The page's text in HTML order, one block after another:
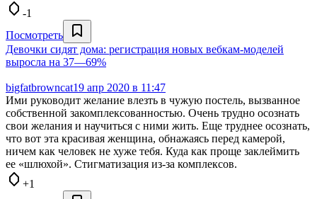
-1
Посмотреть
Девочки сидят дома: регистрация новых вебкам-моделей
выросла на 37—69%
bigfatbrowncat19 апр 2020 в 11:47
Ими руководит желание влезть в чужую постель, вызванное
собственной закомплексованностью. Очень трудно осознать
свои желания и научиться с ними жить. Еще труднее осознать,
что вот эта красивая женщина, обнажаясь перед камерой,
ничем как человек не хуже тебя. Куда как проще заклеймить
ее «шлюхой». Стигматизация из-за комплексов.
+1